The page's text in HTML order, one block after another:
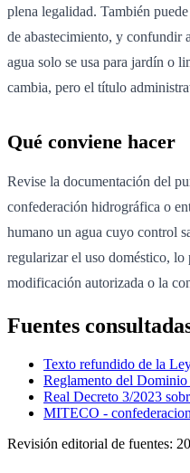
plena legalidad. También
de abastecimiento, y confundir
agua solo se usa para jardín o
cambia, pero el título
Qué conviene hacer
Revise la documentación del
confederación hidrográfica o
humano un agua cuyo control
regularizar el uso doméstico, lo
modificación autorizada o la
Fuentes
Texto refundido de la
Reglamento del
Real Decreto 3/2023
MITECO -
Revisión editorial de fuentes: